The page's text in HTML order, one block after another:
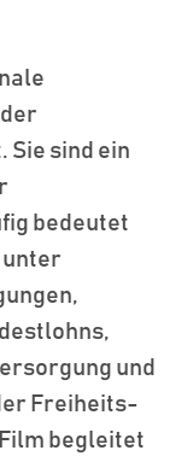
sind ein
bedeutet
unter
und
Freiheits-
begleitet